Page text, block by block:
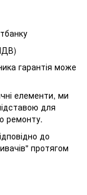
гарантія може
елементи, ми
для
ремонту.
до
протягом